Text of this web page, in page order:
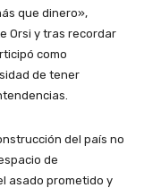
que dinero»,
Orsi y tras recordar
como
de tener
del país no
de
asado prometido y